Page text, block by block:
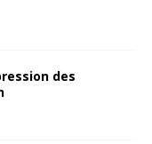
des